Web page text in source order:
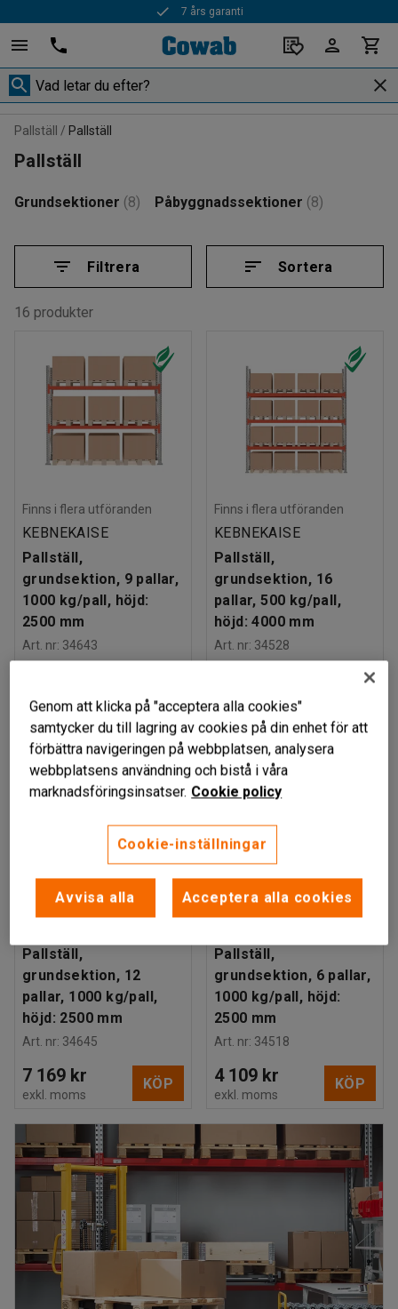
Snabba leveranser
Pallställ Pallställ
Pallställ
Grundsektioner (8) Påbyggnadssektioner (8)
Filtrera Sortera
16 produkter
Finns i flera utföranden
KEBNEKAISE
Pallställ,
grundsektion, 9 pallar,
1000 kg/pall, höjd:
2500 mm
Art. nr: 34643
exkl. moms
Finns i flera utföranden
KEBNEKAISE
Pallställ,
grundsektion, 16
pallar, 500 kg/pall,
höjd: 4000 mm
Art. nr: 34528
exkl. moms
KÖP
Pallställ,
grundsektion, 12
pallar, 1000 kg/pall,
höjd: 2500 mm
Art. nr: 34645
7 169 kr
exkl. moms
KÖP
Finns i flera utföranden
Pallställ,
grundsektion, 6 pallar,
1000 kg/pall, höjd:
2500 mm
Art. nr: 34518
4 109 kr
exkl. moms
KÖP
Genom att klicka på "acceptera alla cookies"
samtycker du till lagring av cookies på din enhet för att
förbättra navigeringen på webbplatsen, analysera
webbplatsens användning och bistå i våra
marknadsföringsinsatser. Cookie policy
Cookie-inställningar
Avvisa alla Acceptera alla cookies